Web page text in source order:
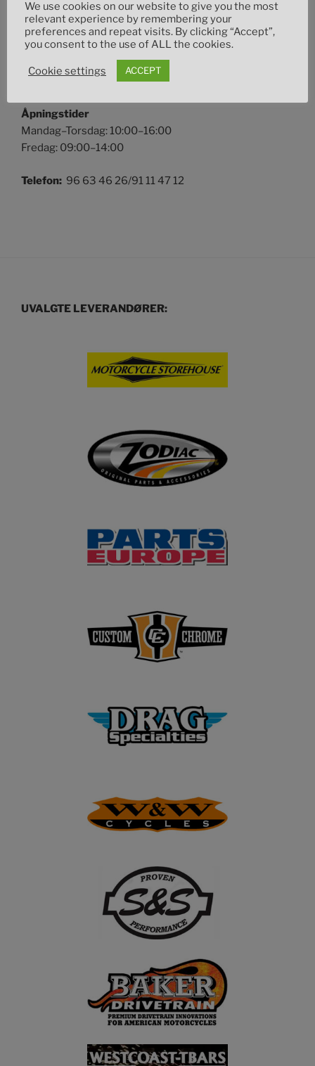
FINN OSS
Adresse
Uthusvegen 36
Åpningstider
Mandag–Torsdag: 10:00–16:00
Fredag: 09:00–14:00
Telefon: 96 63 46 26/91 11 47 12
UVALGTE LEVERANDØRER:
We use cookies on our website to give you the most
relevant experience by remembering your
preferences and repeat visits. By clicking “Accept”,
you consent to the use of ALL the cookies.
Cookie settings ACCEPT